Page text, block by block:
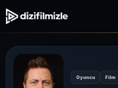
Oyuncu Film